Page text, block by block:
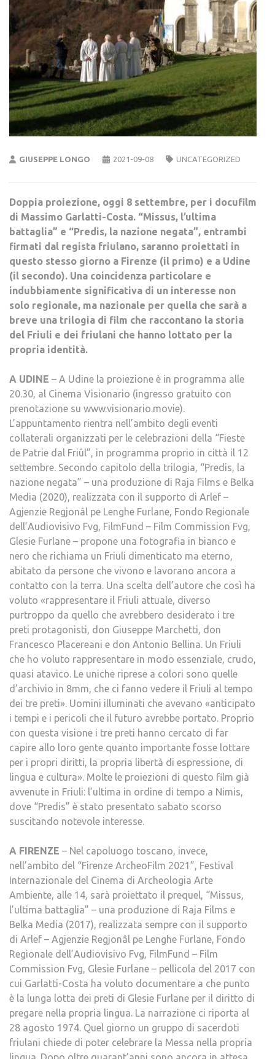
GIUSEPPE LONGO 2021-09-08 UNCATEGORIZED
Doppia proiezione, oggi 8 settembre, per i docufilm
di Massimo Garlatti-Costa. “Missus, l’ultima
battaglia” e “Predis, la nazione negata”, entrambi
firmati dal regista friulano, saranno proiettati in
questo stesso giorno a Firenze (il primo) e a Udine
(il secondo). Una coincidenza particolare e
indubbiamente significativa di un interesse non
solo regionale, ma nazionale per quella che sarà a
breve una trilogia di film che raccontano la storia
del Friuli e dei friulani che hanno lottato per la
propria identità.
A UDINE – A Udine la proiezione è in programma alle
20.30, al Cinema Visionario (ingresso gratuito con
prenotazione su www.visionario.movie).
L’appuntamento rientra nell’ambito degli eventi
collaterali organizzati per le celebrazioni della “Fieste
de Patrie dal Friûl”, in programma proprio in città il 12
settembre. Secondo capitolo della trilogia, “Predis, la
nazione negata” – una produzione di Raja Films e Belka
Media (2020), realizzata con il supporto di Arlef –
Agjenzie Regjonâl pe Lenghe Furlane, Fondo Regionale
dell’Audiovisivo Fvg, FilmFund – Film Commission Fvg,
Glesie Furlane – propone una fotografia in bianco e
nero che richiama un Friuli dimenticato ma eterno,
abitato da persone che vivono e lavorano ancora a
contatto con la terra. Una scelta dell’autore che così ha
voluto «rappresentare il Friuli attuale, diverso
purtroppo da quello che avrebbero desiderato i tre
preti protagonisti, don Giuseppe Marchetti, don
Francesco Placereani e don Antonio Bellina. Un Friuli
che ho voluto rappresentare in modo essenziale, crudo,
quasi atavico. Le uniche riprese a colori sono quelle
d’archivio in 8mm, che ci fanno vedere il Friuli al tempo
dei tre preti». Uomini illuminati che avevano «anticipato
i tempi e i pericoli che il futuro avrebbe portato. Proprio
con questa visione i tre preti hanno cercato di far
capire allo loro gente quanto importante fosse lottare
per i propri diritti, la propria libertà di espressione, di
lingua e cultura». Molte le proiezioni di questo film già
avvenute in Friuli: l’ultima in ordine di tempo a Nimis,
dove “Predis” è stato presentato sabato scorso
suscitando notevole interesse.
A FIRENZE – Nel capoluogo toscano, invece,
nell’ambito del “Firenze ArcheoFilm 2021”, Festival
Internazionale del Cinema di Archeologia Arte
Ambiente, alle 14, sarà proiettato il prequel, “Missus,
l’ultima battaglia” – una produzione di Raja Films e
Belka Media (2017), realizzata sempre con il supporto
di Arlef – Agjenzie Regjonâl pe Lenghe Furlane, Fondo
Regionale dell’Audiovisivo Fvg, FilmFund – Film
Commission Fvg, Glesie Furlane – pellicola del 2017 con
cui Garlatti-Costa ha voluto documentare a che punto
è la lunga lotta dei preti di Glesie Furlane per il diritto di
pregare nella propria lingua. La narrazione ci riporta al
28 agosto 1974. Quel giorno un gruppo di sacerdoti
friulani chiede di poter celebrare la Messa nella propria